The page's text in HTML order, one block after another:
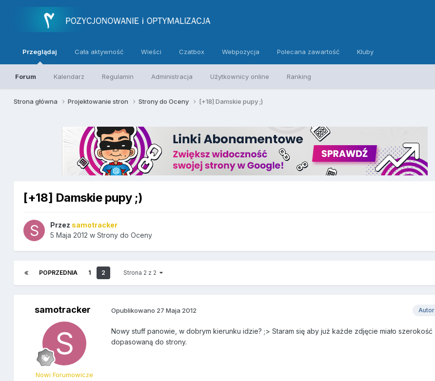
Przeglądaj
Forum Kalendarz Regulamin Administracja Użytkownicy online Ranking
Cała aktywność Wieści Czatbox Webpozycja Polecana zawartość Kluby
Strona główna Projektowanie stron Strony do Oceny [+18] Damskie pupy ;)
[+18] Damskie pupy ;)
Przez samotracker
5 Maja 2012 wStrony do Oceny
POPRZEDNIA 1 2 Strona 2 z 2
samotracker
Nowi Forumowicze
Autor
Opublikowano 27 Maja 2012
Nowy stuff panowie, w dobrym kierunku idzie? ;> Staram się aby już każde zdjęcie miało szerokość
dopasowaną do strony.